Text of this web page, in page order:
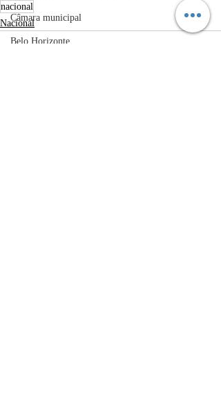
Câmara municipal
Belo Horizonte
nacional
Nacional